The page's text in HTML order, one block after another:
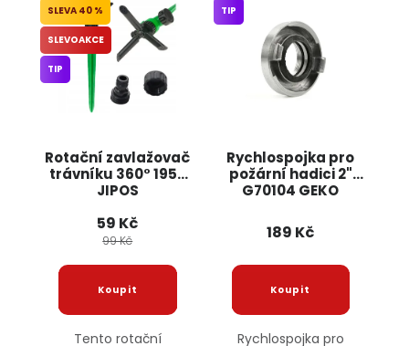
Rotační zavlažovač
trávníku 360° 1950
JIPOS
40 %
SLEVOAKCE
TIP
59 Kč
99 Kč
Tento rotační
Rychlospojka pro
požární hadici 2"
G70104 GEKO
TIP
189 Kč
Rychlospojka pro